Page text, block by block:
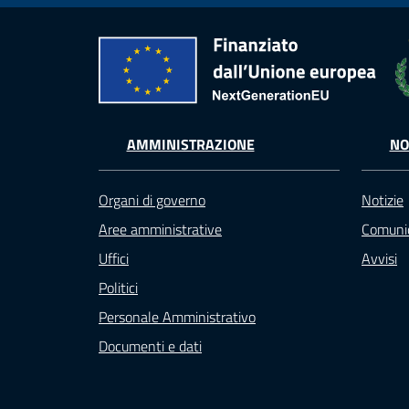
AMMINISTRAZIONE
Organi di governo
Aree amministrative
Uffici
Politici
Personale Amministrativo
Documenti e dati
Notizie
Avvisi